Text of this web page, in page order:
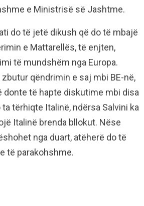
e Ministrisë së Jashtme.
do të jetë dikush që do të mbajë
e Mattarellës, të enjten,
të mundshëm nga Europa.
zbutur qëndrimin e saj mbi BE-në,
donte të hapte diskutime mbi disa
tërhiqte Italinë, ndërsa Salvini ka
Italinë brenda bllokut. Nëse
nga duart, atëherë do të
të parakohshme.